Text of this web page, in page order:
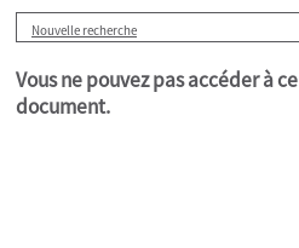
Nouvelle recherche
Vous ne pouvez pas accéder à ce
document.